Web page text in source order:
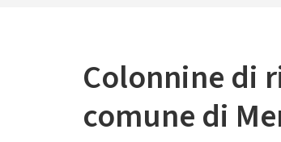
Colonnine di
comune di